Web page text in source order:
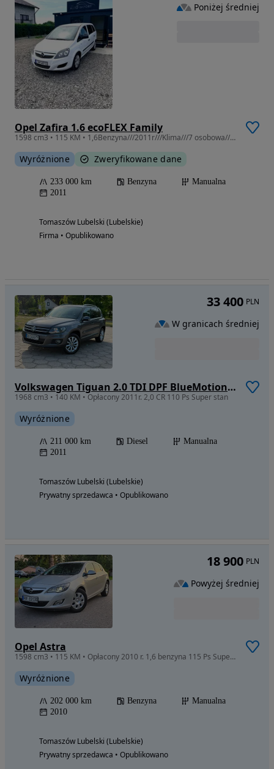
Opel Zafira 1.6 ecoFLEX Family
1598 cm3 • 115 KM • 1,6Benzyna///2011r///Klima///7 osobowa///Hak!
Wyróżnione Zweryfikowane dane
233 000 km Benzyna
Manualna
2011
Tomaszów Lubelski (Lubelskie)
Firma • Opublikowano
Poniżej średniej
Volkswagen Tiguan 2.0 TDI DPF BlueMotion Technology Life
1968 cm3 • 140 KM • Opłacony 2011r. 2,0 CR 110 Ps Super stan
Wyróżnione
211 000 km Diesel
Manualna
2011
Tomaszów Lubelski (Lubelskie)
Prywatny sprzedawca • Opublikowano
33 400 PLN
W granicach średniej
Opel Astra
1598 cm3 • 115 KM • Opłacony 2010 r. 1,6 benzyna 115 Ps Super STANIE
Wyróżnione
202 000 km Benzyna
Manualna
2010
Tomaszów Lubelski (Lubelskie)
Prywatny sprzedawca • Opublikowano
18 900 PLN
Powyżej średniej